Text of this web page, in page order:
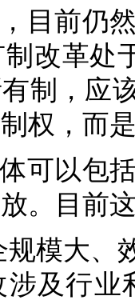
目前仍
改革处
制，应
权，而
可以包
。目前
规模大、
及行